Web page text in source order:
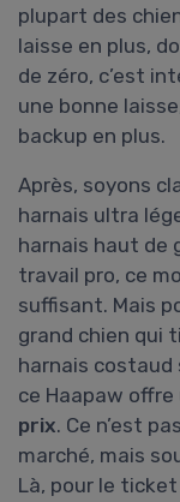
plupart des
laisse en plus,
de zéro, c’est
une bonne
backup en plus.
Après, soyons
harnais ultra
harnais haut de
travail pro, ce
suffisant. Mais
grand chien qui
harnais costaud
ce Haapaw offre
prix. Ce n’est
marché, mais
Là, pour le